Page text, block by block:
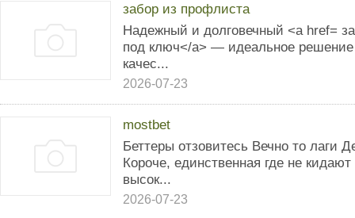
забор из профлиста
Надежный и долговечный <a href=
под ключ</a> — идеальное решение
качес...
2026-07-23
mostbet
Беттеры отзовитесь Вечно то лаги
Короче, единственная где не
высок...
2026-07-23